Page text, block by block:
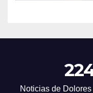
Noticias de